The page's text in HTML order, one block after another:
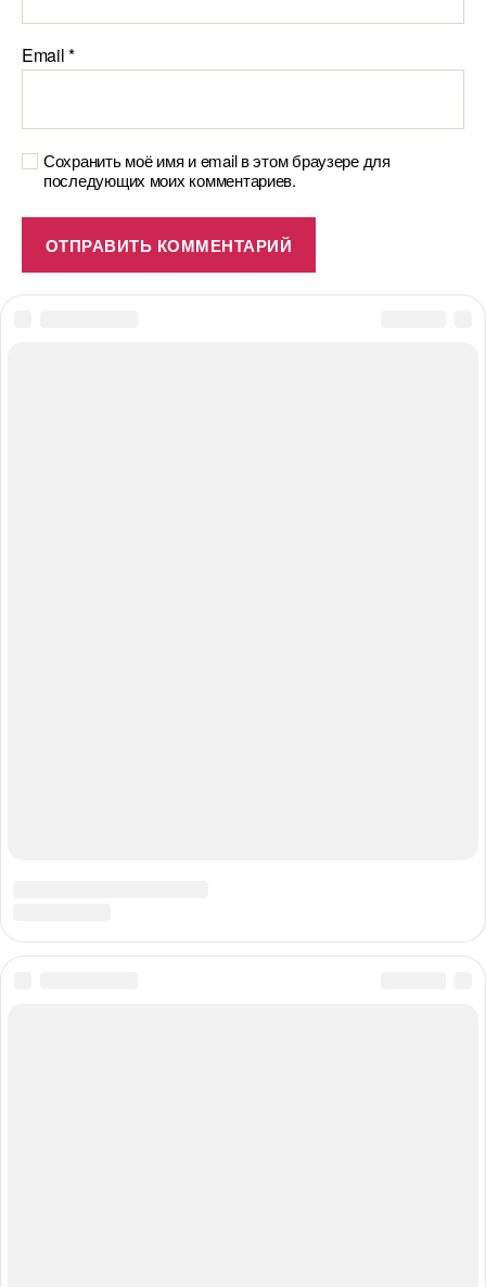
Email*
Сохранить моё имя и email в этом браузере для
последующих моих комментариев.